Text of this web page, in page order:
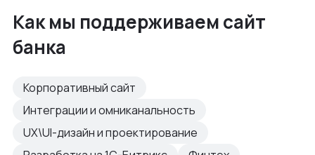
Как мы поддерживаем сайт
банка
Корпоративный сайт
Интеграции и омниканальность
UX\UI-дизайн и проектирование